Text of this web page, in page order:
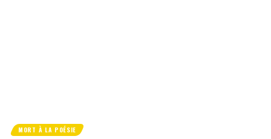
MORT À LA POÉSIE